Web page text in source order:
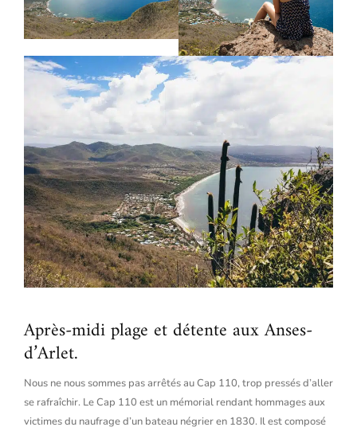
Après-midi plage et détente aux Anses-
d’Arlet.
Nous ne nous sommes pas arrêtés au Cap 110, trop pressés d’aller
se rafraîchir. Le Cap 110 est un mémorial rendant hommages aux
victimes du naufrage d’un bateau négrier en 1830. Il est composé